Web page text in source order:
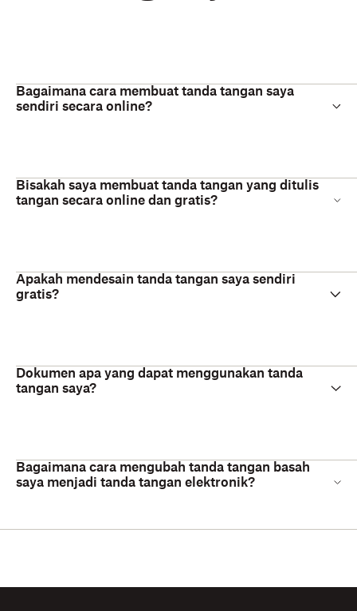
Bagaimana cara membuat tanda tangan saya
sendiri secara online?
Bisakah saya membuat tanda tangan yang ditulis
tangan secara online dan gratis?
Apakah mendesain tanda tangan saya sendiri
gratis?
Dokumen apa yang dapat menggunakan tanda
tangan saya?
Bagaimana cara mengubah tanda tangan basah
saya menjadi tanda tangan elektronik?